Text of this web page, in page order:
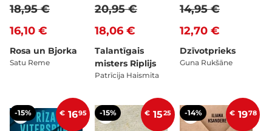
16,10 €
18,95 €
Rosa un Bjorka
Satu Reme
18,06 €
20,95 €
Talantīgais
misters Riplijs
Patrīcija Haismita
12,70 €
14,95 €
Dzīvotprieks
Guna Rukšāne
-15% € 1695 -15% € 1525 -14% € 1978